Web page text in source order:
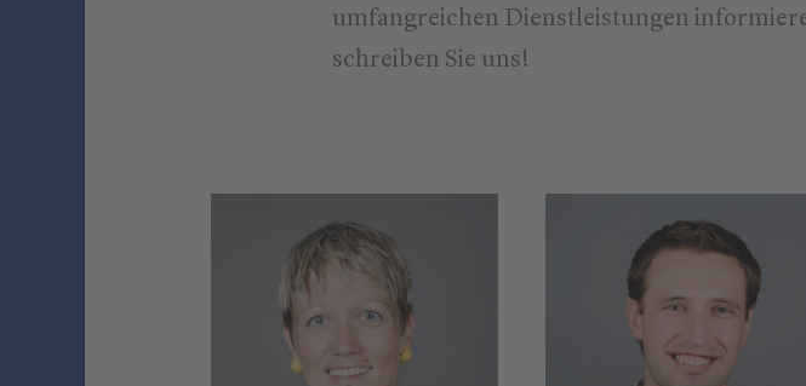
umfangreichen Dienstleistungen
schreiben Sie uns!